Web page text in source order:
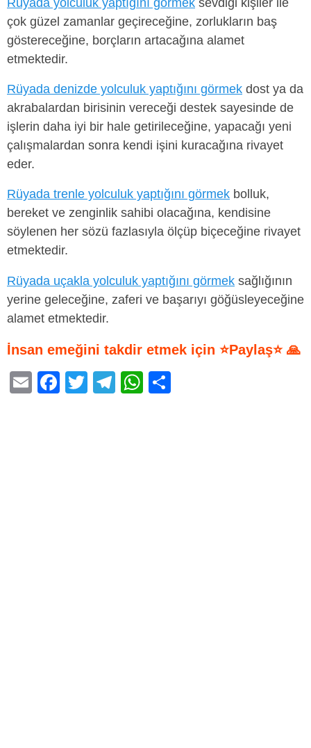
çok güzel zamanlar geçireceğine, zorlukların baş
göstereceğine, borçların artacağına alamet
etmektedir.
Rüyada denizde yolculuk yaptığını görmek dost ya da
akrabalardan birisinin vereceği destek sayesinde de
işlerin daha iyi bir hale getirileceğine, yapacağı yeni
çalışmalardan sonra kendi işini kuracağına rivayet
eder.
Rüyada trenle yolculuk yaptığını görmek bolluk,
bereket ve zenginlik sahibi olacağına, kendisine
söylenen her sözü fazlasıyla ölçüp biçeceğine rivayet
etmektedir.
Rüyada uçakla yolculuk yaptığını görmek sağlığının
yerine geleceğine, zaferi ve başarıyı göğüsleyeceğine
alamet etmektedir.
İnsan emeğini takdir etmek için ⭐Paylaş⭐ 🙏
E
F
T
T
W